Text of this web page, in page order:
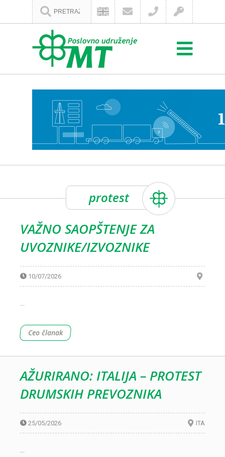
protest
VAŽNO SAOPŠTENJE ZA
UVOZNIKE/IZVOZNIKE
10/07/2026
...
Ceo članak
AŽURIRANO: ITALIJA – PROTEST
DRUMSKIH PREVOZNIKA
25/05/2026 ITA
...